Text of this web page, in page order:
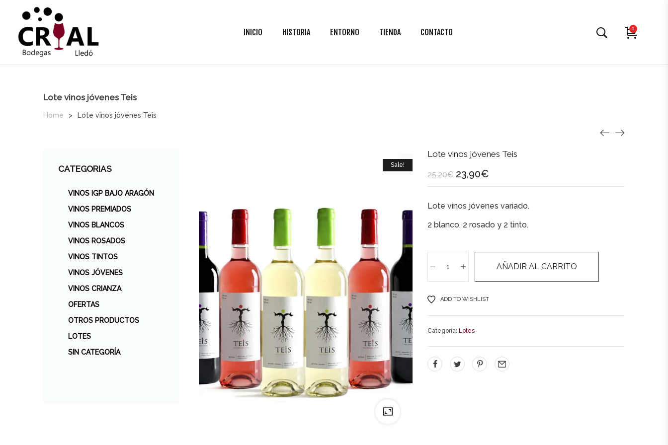
INICIO HISTORIA ENTORNO TIENDA CONTACTO 0
Lote vinos jóvenes Teis
Home > Lote vinos jóvenes Teis
CATEGORIAS
VINOS IGP BAJO ARAGÓN
VINOS PREMIADOS
VINOS BLANCOS
VINOS ROSADOS
VINOS TINTOS
VINOS JÓVENES
VINOS CRIANZA
OFERTAS
OTROS PRODUCTOS
LOTES
SIN CATEGORÍA
Sale!
Lote vinos jóvenes Teis
25,20€ 23,90€
Lote vinos jóvenes variado.
2 blanco, 2 rosado y 2 tinto.
AÑADIR AL CARRITO
ADD TO WISHLIST
n
Categoría: Lotes